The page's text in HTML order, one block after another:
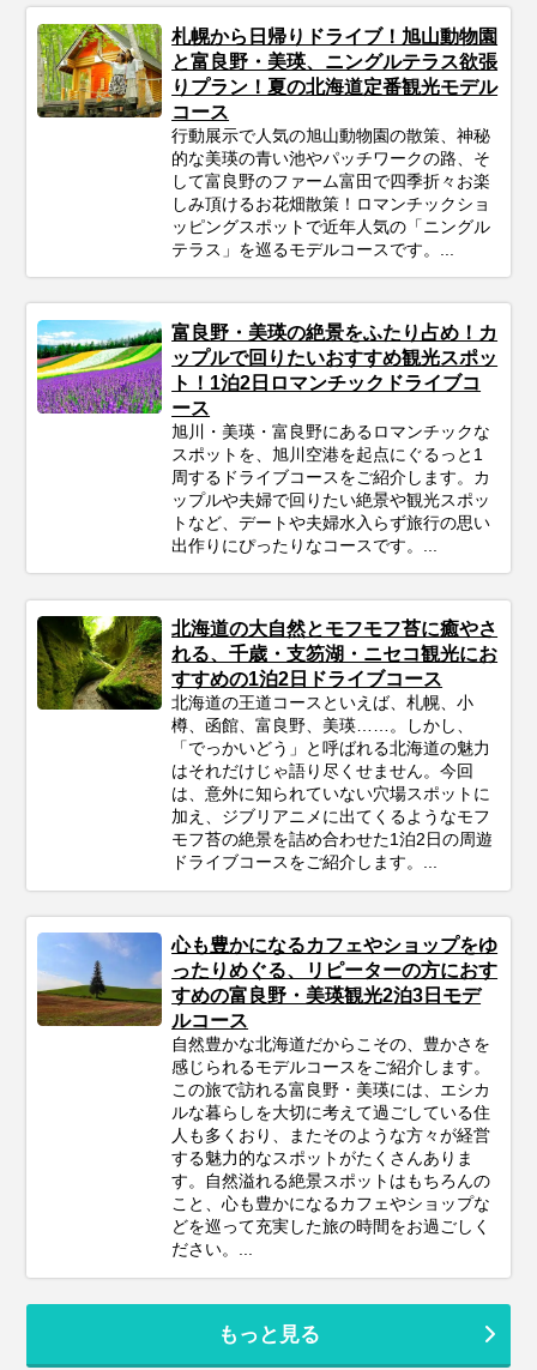
札幌から日帰りドライブ！旭山動物園
と富良野・美瑛、ニングルテラス欲張
りプラン！夏の北海道定番観光モデル
コース
行動展示で人気の旭山動物園の散策、神秘
的な美瑛の青い池やパッチワークの路、そ
して富良野のファーム富田で四季折々お楽
しみ頂けるお花畑散策！ロマンチックショ
ッピングスポットで近年人気の「ニングル
テラス」を巡るモデルコースです。...
富良野・美瑛の絶景をふたり占め！カ
ップルで回りたいおすすめ観光スポッ
ト！1泊2日ロマンチックドライブコ
ース
旭川・美瑛・富良野にあるロマンチックな
スポットを、旭川空港を起点にぐるっと1
周するドライブコースをご紹介します。カ
ップルや夫婦で回りたい絶景や観光スポッ
トなど、デートや夫婦水入らず旅行の思い
出作りにぴったりなコースです。...
北海道の大自然とモフモフ苔に癒やさ
れる、千歳・支笏湖・ニセコ観光にお
すすめの1泊2日ドライブコース
北海道の王道コースといえば、札幌、小
樽、函館、富良野、美瑛……。しかし、
「でっかいどう」と呼ばれる北海道の魅力
はそれだけじゃ語り尽くせません。今回
は、意外に知られていない穴場スポットに
加え、ジブリアニメに出てくるようなモフ
モフ苔の絶景を詰め合わせた1泊2日の周遊
ドライブコースをご紹介します。...
心も豊かになるカフェやショップをゆ
ったりめぐる、リピーターの方におす
すめの富良野・美瑛観光2泊3日モデ
ルコース
自然豊かな北海道だからこその、豊かさを
感じられるモデルコースをご紹介します。
この旅で訪れる富良野・美瑛には、エシカ
ルな暮らしを大切に考えて過ごしている住
人も多くおり、またそのような方々が経営
する魅力的なスポットがたくさんありま
す。自然溢れる絶景スポットはもちろんの
こと、心も豊かになるカフェやショップな
どを巡って充実した旅の時間をお過ごしく
ださい。...
もっと見る